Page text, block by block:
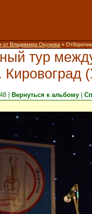
от Владимира Окунева »
тур
Кировоград
| Вернуться к альбому